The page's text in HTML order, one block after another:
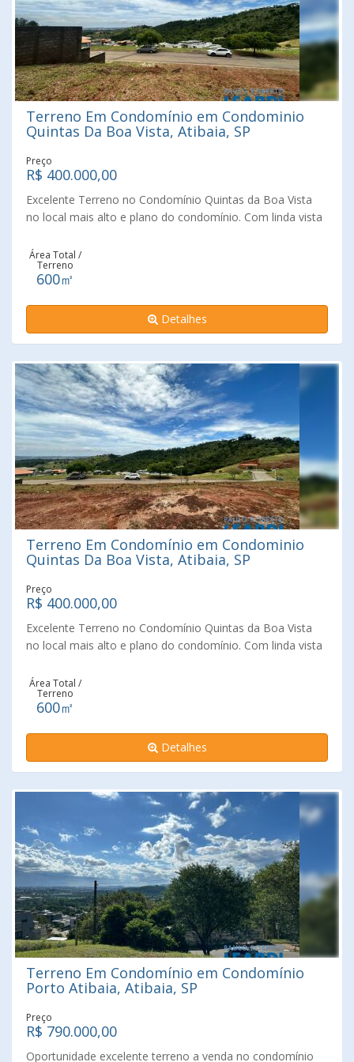
Terreno Em Condomínio em Condominio
Quintas Da Boa Vista, Atibaia, SP
Preço
R$ 400.000,00
Excelente Terreno no Condomínio Quintas da Boa Vista
no local mais alto e plano do condomínio. Com linda vista
Área Total /
Terreno
600㎡
Detalhes
Terreno Em Condomínio em Condominio
Quintas Da Boa Vista, Atibaia, SP
Preço
R$ 400.000,00
Excelente Terreno no Condomínio Quintas da Boa Vista
no local mais alto e plano do condomínio. Com linda vista
Área Total /
Terreno
600㎡
Detalhes
Terreno Em Condomínio em Condomínio
Porto Atibaia, Atibaia, SP
Preço
R$ 790.000,00
Oportunidade excelente terreno a venda no condomínio